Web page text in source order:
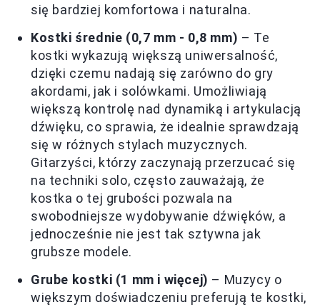
się bardziej komfortowa i naturalna.
Kostki średnie (0,7 mm - 0,8 mm) – Te
kostki wykazują większą uniwersalność,
dzięki czemu nadają się zarówno do gry
akordami, jak i solówkami. Umożliwiają
większą kontrolę nad dynamiką i artykulacją
dźwięku, co sprawia, że idealnie sprawdzają
się w różnych stylach muzycznych.
Gitarzyści, którzy zaczynają przerzucać się
na techniki solo, często zauważają, że
kostka o tej grubości pozwala na
swobodniejsze wydobywanie dźwięków, a
jednocześnie nie jest tak sztywna jak
grubsze modele.
Grube kostki (1 mm i więcej) – Muzycy o
większym doświadczeniu preferują te kostki,